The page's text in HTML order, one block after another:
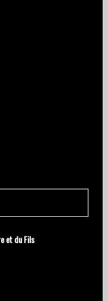
et du Fils